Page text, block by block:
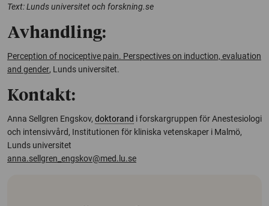
Text: Lunds universitet och forskning.se
Avhandling:
Perception of nociceptive pain. Perspectives on induction, evaluation
and gender, Lunds universitet.
Kontakt:
Anna Sellgren Engskov, doktorand i forskargruppen för Anestesiologi
och intensivvård, Institutionen för kliniska vetenskaper i Malmö,
Lunds universitet
anna.sellgren_engskov@med.lu.se